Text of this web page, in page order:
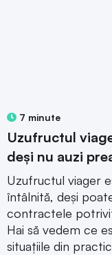
7 minute
Uzufructul
deși nu auzi
Uzufructul viager
întâlnită, deși
contractele
Hai să vedem ce
situațiile din